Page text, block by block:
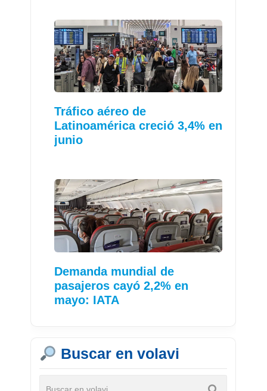
Tráfico aéreo de
Latinoamérica creció 3,4% en
junio
Demanda mundial de
pasajeros cayó 2,2% en
mayo: IATA
Buscar en volavi